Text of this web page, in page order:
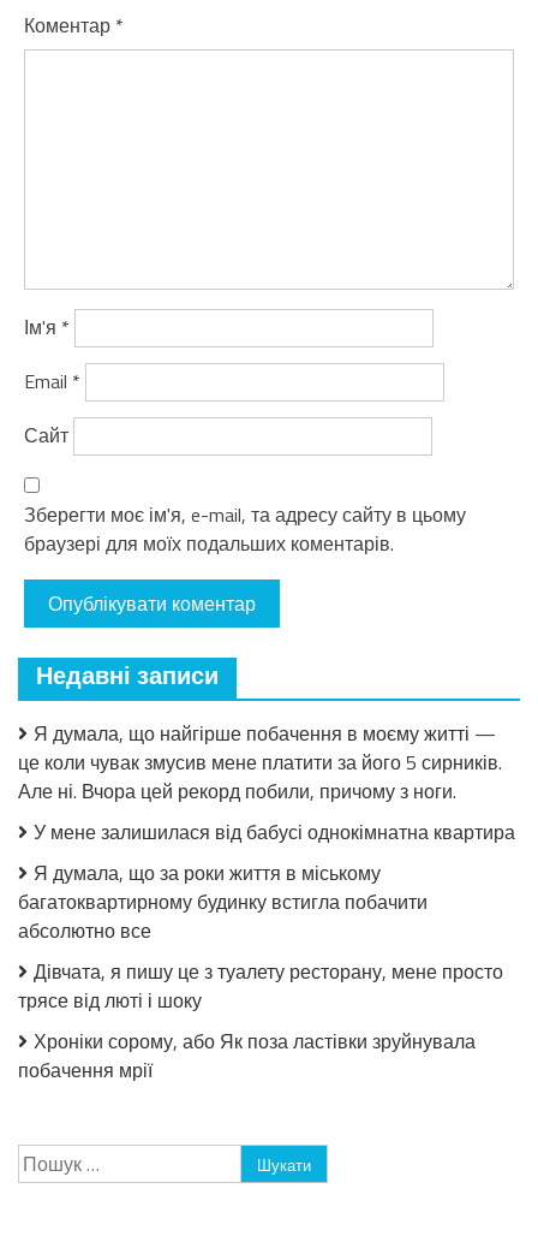
Коментар *
Ім'я *
Email *
Сайт
Зберегти моє ім'я, e-mail, та адресу сайту в цьому
браузері для моїх подальших коментарів.
Недавні записи
Я думала, що найгірше побачення в моєму житті —
це коли чувак змусив мене платити за його 5 сирників.
Але ні. Вчора цей рекорд побили, причому з ноги.
У мене залишилася від бабусі однокімнатна квартира
Я думала, що за роки життя в міському
багатоквартирному будинку встигла побачити
абсолютно все
Дівчата, я пишу це з туалету ресторану, мене просто
трясе від люті і шоку
Хроніки сорому, або Як поза ластівки зруйнувала
побачення мрії
Пошук: